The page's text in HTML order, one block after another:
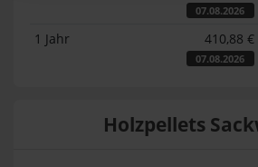
07.08.2026
1 Jahr 410,88 €
07.08.2026
Holzpellets